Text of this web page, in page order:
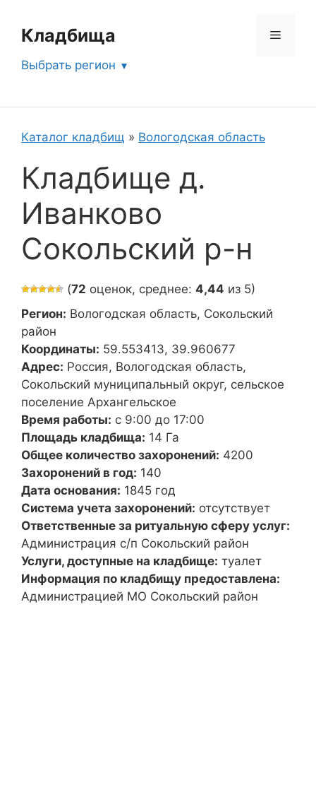
содержимому
Кладбища Меню
Выбрать регион
Каталог кладбищ » Вологодская область
Кладбище д.
Иванково
Сокольский р-н
(72 оценок, среднее: 4,44 из 5)
Регион: Вологодская область, Сокольский
район
Координаты: 59.553413, 39.960677
Адрес: Россия, Вологодская область,
Сокольский муниципальный округ, сельское
поселение Архангельское
Время работы: с 9:00 до 17:00
Площадь кладбища: 14 Га
Общее количество захоронений: 4200
Захоронений в год: 140
Дата основания: 1845 год
Система учета захоронений: отсутствует
Ответственные за ритуальную сферу услуг:
Администрация с/п Сокольский район
Услуги, доступные на кладбище: туалет
Информация по кладбищу предоставлена:
Администрацией МО Сокольский район